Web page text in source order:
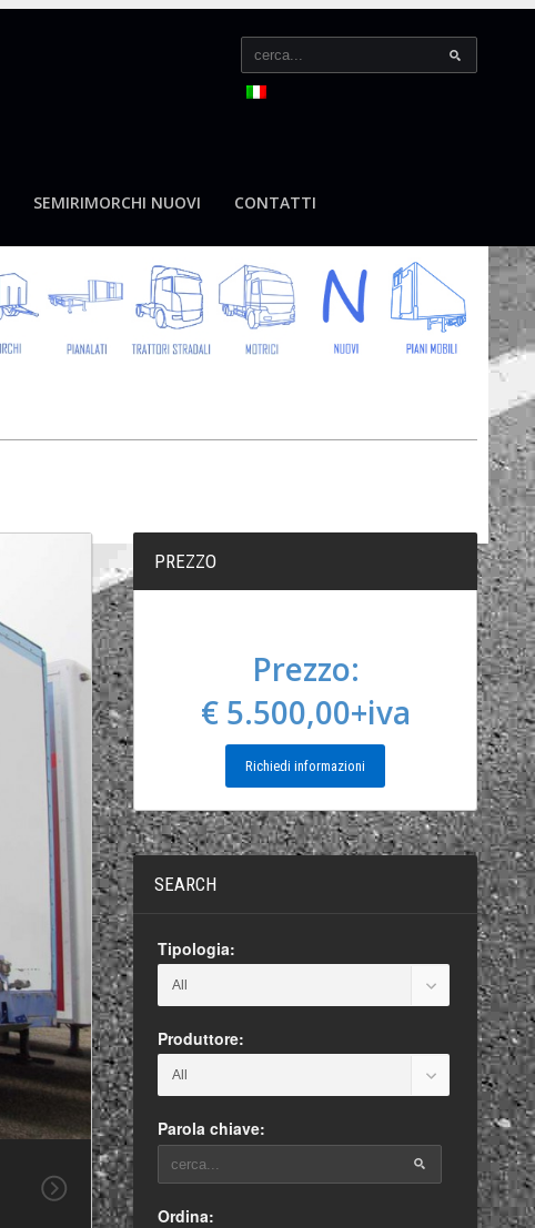
SEMIRIMORCHI NUOVI CONTATTI
PREZZO
Prezzo:
€ 5.500,00+iva
Richiedi informazioni
SEARCH
Tipologia:
Produttore:
Parola chiave:
Ordina: